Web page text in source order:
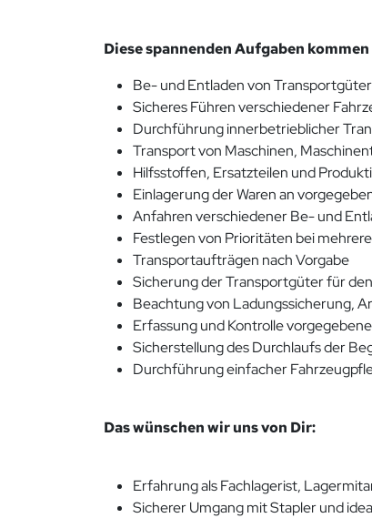
Diese spannenden Aufgaben
Be- und Entladen von
Sicheres Führen verschiedener
Durchführung innerbetrieblicher
Transport von Maschinen,
Hilfsstoffen, Ersatzteilen und
Einlagerung der Waren an
Anfahren verschiedener Be- und
Festlegen von Prioritäten bei
Transportaufträgen nach Vorgabe
Sicherung der Transportgüter für
Beachtung von Ladungssicherung,
Erfassung und Kontrolle
Sicherstellung des Durchlaufs der
Durchführung einfacher
Das wünschen wir uns von Dir:
Erfahrung als Fachlagerist,
Sicherer Umgang mit Stapler und